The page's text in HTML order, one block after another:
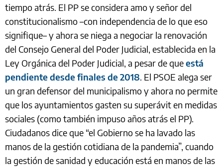
tiempo atrás. El PP se considera amo y señor del
constitucionalismo –con independencia de lo que eso
signifique– y ahora se niega a negociar la renovación
del Consejo General del Poder Judicial, establecida en la
Ley Orgánica del Poder Judicial, a pesar de queestá
pendiente desde finales de 2018. El PSOE alega ser
un gran defensor del municipalismo y ahora no permite
que los ayuntamientos gasten su superávit en medidas
sociales (como también impuso años atrás el PP).
Ciudadanos dice que “el Gobierno se ha lavado las
manos de la gestión cotidiana de la pandemia”, cuando
la gestión de sanidad y educación está en manos de las